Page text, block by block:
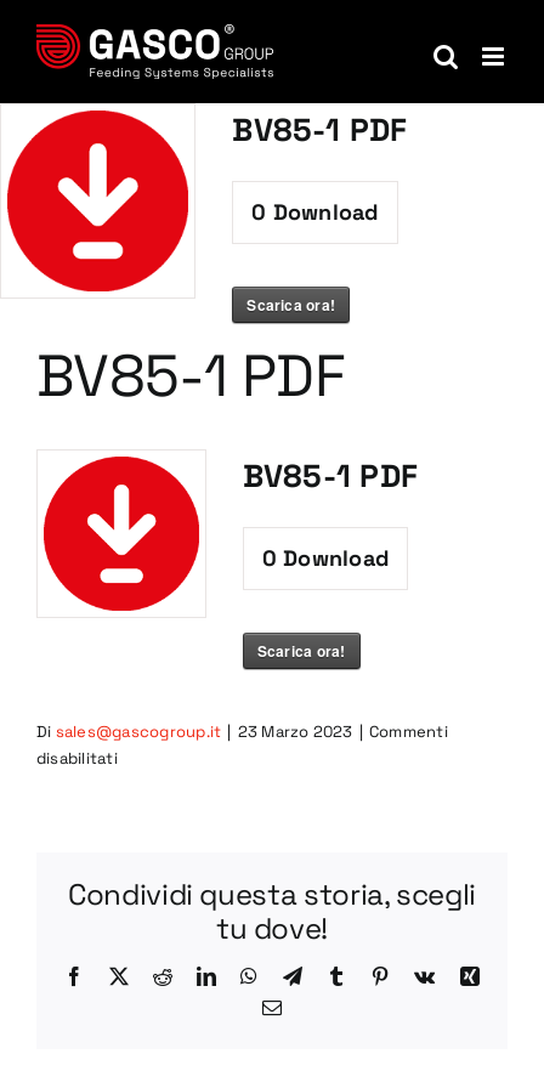
contenuto
BV85-1 PDF
0 Download
Scarica ora!
BV85-1 PDF
BV85-1 PDF
0 Download
Scarica ora!
Di sales@gascogroup.it | 23 Marzo 2023 | Commenti
disabilitatisu
Condividi questa storia, scegli
tu dove!
Facebook
X RedditLinkedInWhatsApp
TelegramTumblr Pinterest
Vk
Xing
Email